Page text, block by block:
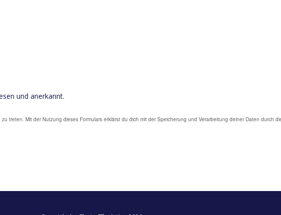
und anerkannt.
treten. Mit der Nutzung dieses Formulars erklärst du dich mit der Speicherung und Verarbeitung deiner Daten durch